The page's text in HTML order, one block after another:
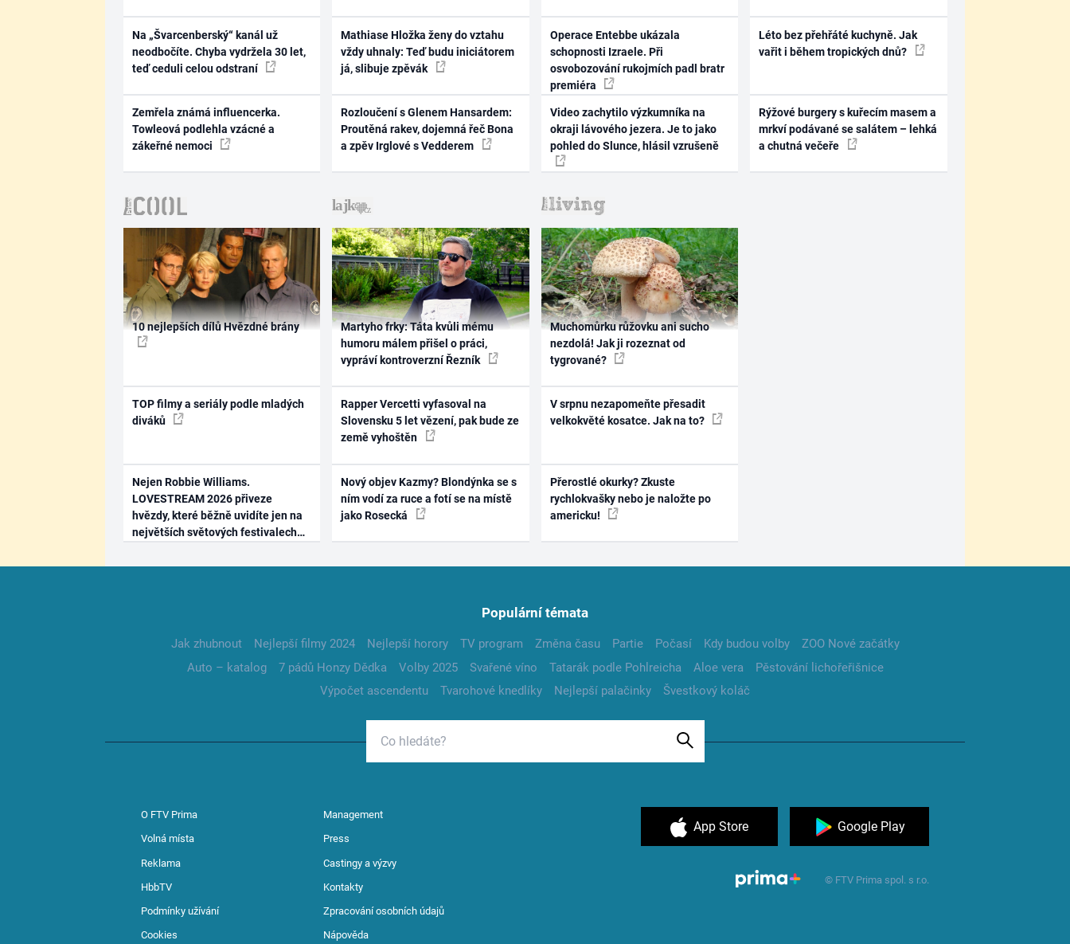
Na „Švarcenberský“ kanál už
neodbočíte. Chyba vydržela 30 let,
teď ceduli celou odstraní
Zemřela známá influencerka.
Towleová podlehla vzácné a
zákeřné nemoci
Mathiase Hložka ženy do vztahu
vždy uhnaly: Teď budu iniciátorem
já, slibuje zpěvák
Rozloučení s Glenem Hansardem:
Proutěná rakev, dojemná řeč Bona
a zpěv Irglové s Vedderem
Operace Entebbe ukázala
schopnosti Izraele. Při
osvobozování rukojmích padl bratr
premiéra
Video zachytilo výzkumníka na
okraji lávového jezera. Je to jako
pohled do Slunce, hlásil vzrušeně
Léto bez přehřáté kuchyně. Jak
vařit i během tropických dnů?
Rýžové burgery s kuřecím masem a
mrkví podávané se salátem – lehká
a chutná večeře
10 nejlepších dílů Hvězdné brány
TOP filmy a seriály podle mladých
diváků
Nejen Robbie Williams.
LOVESTREAM 2026 přiveze
hvězdy, které běžně uvidíte jen na
největších světových festivalech
Martyho frky: Táta kvůli mému
humoru málem přišel o práci,
vypráví kontroverzní Řezník
Rapper Vercetti vyfasoval na
Slovensku 5 let vězení, pak bude ze
země vyhoštěn
Nový objev Kazmy? Blondýnka se s
ním vodí za ruce a fotí se na místě
jako Rosecká
Muchomůrku růžovku ani sucho
nezdolá! Jak ji rozeznat od
tygrované?
V srpnu nezapomeňte přesadit
velkokvěté kosatce. Jak na to?
Přerostlé okurky? Zkuste
rychlokvašky nebo je naložte po
americku!
Populární témata
Jak zhubnout Nejlepší filmy 2024 Nejlepší horory TV program Změna času Partie Počasí Kdy budou volby
ZOO Nové začátky
Auto – katalog
7 pádů Honzy Dědka Volby 2025 Svařené víno Tatarák podle Pohlreicha Aloe vera
Pěstování lichořeřišnice
Výpočet ascendentu
Tvarohové knedlíky Nejlepší palačinky Švestkový koláč
O FTV Prima Management
Volná místa Press
Reklama Castingy a výzvy
HbbTV Kontakty
Podmínky užívání Zpracování osobních údajů
Cookies Nápověda
App Store Google Play
© FTV Prima spol. s r.o.